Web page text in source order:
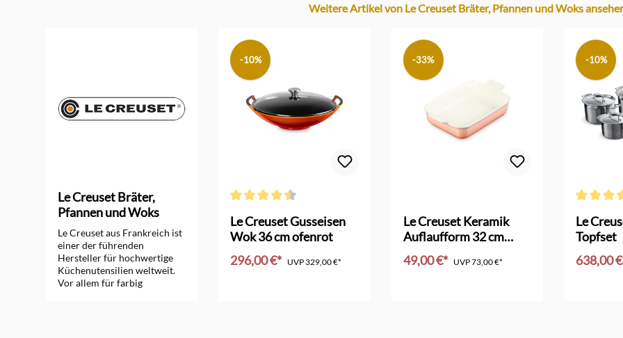
Weitere Artikel von Le Creuset Bräter, Pfannen und Woks
Le Creuset Bräter,
Pfannen und Woks
Le Creuset aus Frankreich ist
einer der führenden
Hersteller für hochwertige
Küchenutensilien weltweit.
Vor allem für farbig
-10%
Le Creuset Gusseisen
Wok 36 cm ofenrot
296,00 €* UVP329,00 €*
-33%
Le Creuset Keramik
Auflaufform 32 cm
pêche
49,00 €* UVP73,00 €*
-10%
Le
Topfset
638,00